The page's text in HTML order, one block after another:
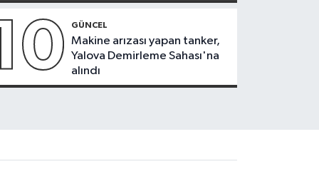
GÜNCEL
Makine arızası yapan tanker,
Yalova Demirleme Sahası'na
alındı